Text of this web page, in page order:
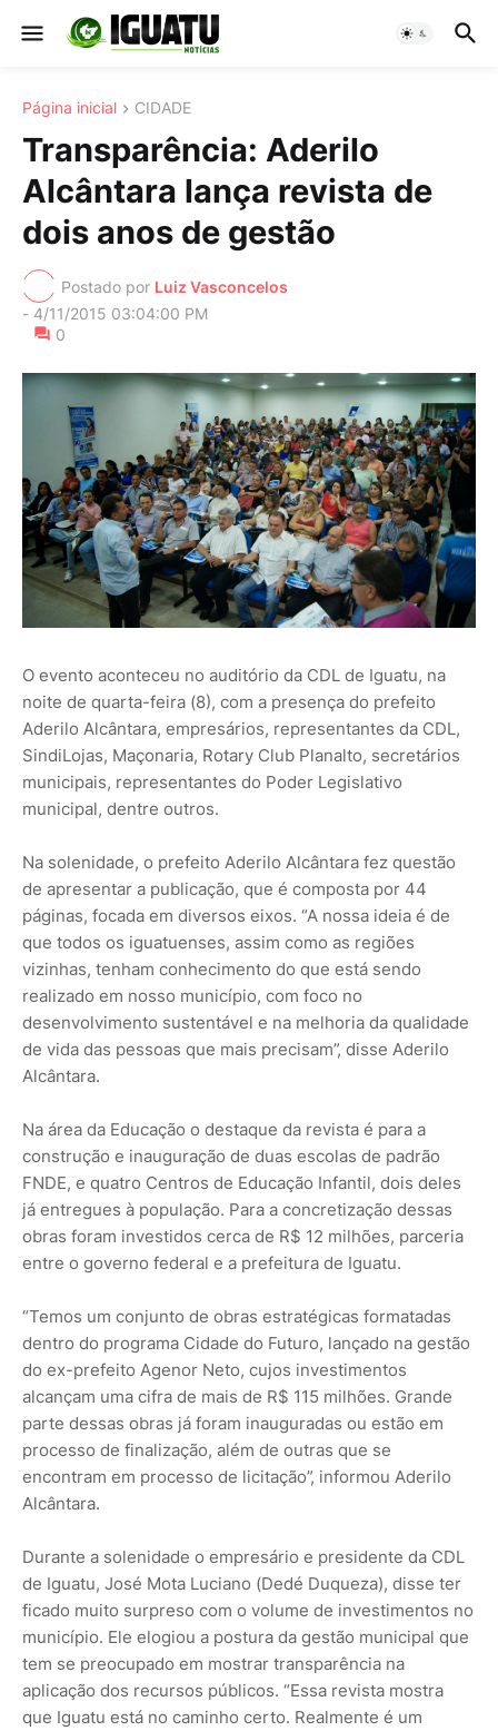
Página inicial CIDADE
Transparência: Aderilo
Alcântara lança revista de
dois anos de gestão
Postado por Luiz Vasconcelos
- 4/11/2015 03:04:00 PM
0
O evento aconteceu no auditório da CDL de Iguatu, na
noite de quarta-feira (8), com a presença do prefeito
Aderilo Alcântara, empresários, representantes da CDL,
SindiLojas, Maçonaria, Rotary Club Planalto, secretários
municipais, representantes do Poder Legislativo
municipal, dentre outros.
Na solenidade, o prefeito Aderilo Alcântara fez questão
de apresentar a publicação, que é composta por 44
páginas, focada em diversos eixos. “A nossa ideia é de
que todos os iguatuenses, assim como as regiões
vizinhas, tenham conhecimento do que está sendo
realizado em nosso município, com foco no
desenvolvimento sustentável e na melhoria da qualidade
de vida das pessoas que mais precisam”, disse Aderilo
Alcântara.
Na área da Educação o destaque da revista é para a
construção e inauguração de duas escolas de padrão
FNDE, e quatro Centros de Educação Infantil, dois deles
já entregues à população. Para a concretização dessas
obras foram investidos cerca de R$ 12 milhões, parceria
entre o governo federal e a prefeitura de Iguatu.
“Temos um conjunto de obras estratégicas formatadas
dentro do programa Cidade do Futuro, lançado na gestão
do ex-prefeito Agenor Neto, cujos investimentos
alcançam uma cifra de mais de R$ 115 milhões. Grande
parte dessas obras já foram inauguradas ou estão em
processo de finalização, além de outras que se
encontram em processo de licitação”, informou Aderilo
Alcântara.
Durante a solenidade o empresário e presidente da CDL
de Iguatu, José Mota Luciano (Dedé Duqueza), disse ter
ficado muito surpreso com o volume de investimentos no
município. Ele elogiou a postura da gestão municipal que
tem se preocupado em mostrar transparência na
aplicação dos recursos públicos. “Essa revista mostra
que Iguatu está no caminho certo. Realmente é um